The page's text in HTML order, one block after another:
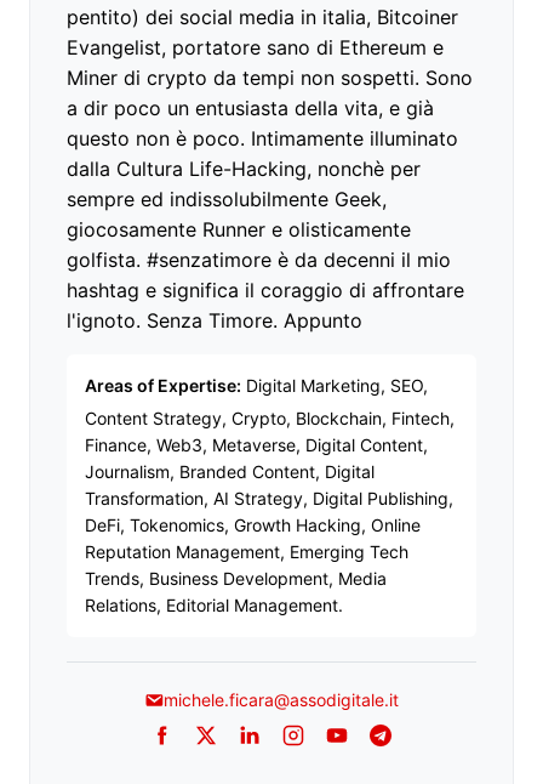
pentito) dei social media in italia, Bitcoiner
Evangelist, portatore sano di Ethereum e
Miner di crypto da tempi non sospetti. Sono
a dir poco un entusiasta della vita, e già
questo non è poco. Intimamente illuminato
dalla Cultura Life-Hacking, nonchè per
sempre ed indissolubilmente Geek,
giocosamente Runner e olisticamente
golfista. #senzatimore è da decenni il mio
hashtag e significa il coraggio di affrontare
l'ignoto. Senza Timore. Appunto
Areas of Expertise: Digital Marketing, SEO,
Content Strategy, Crypto, Blockchain, Fintech,
Finance, Web3, Metaverse, Digital Content,
Journalism, Branded Content, Digital
Transformation, AI Strategy, Digital Publishing,
DeFi, Tokenomics, Growth Hacking, Online
Reputation Management, Emerging Tech
Trends, Business Development, Media
Relations, Editorial Management.
michele.ficara@assodigitale.it
Facebook
TwitterLinkedInInstagram
YouTubeTelegram